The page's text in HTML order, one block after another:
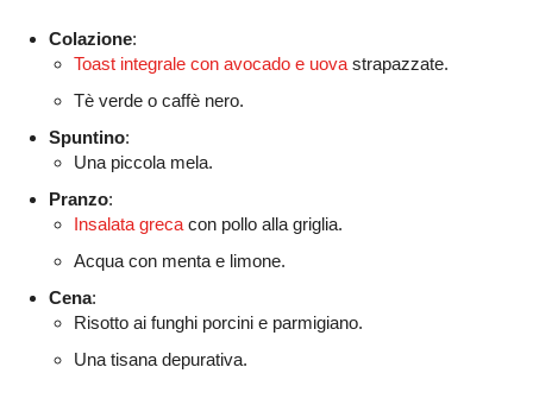
Colazione:
Toast integrale con avocado e uova strapazzate.
Tè verde o caffè nero.
Spuntino:
Una piccola mela.
Pranzo:
Insalata greca con pollo alla griglia.
Acqua con menta e limone.
Cena:
Risotto ai funghi porcini e parmigiano.
Una tisana depurativa.